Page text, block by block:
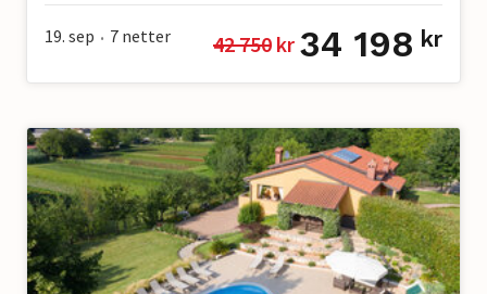
19. sep • 7 netter 42 750 kr 34 198 kr